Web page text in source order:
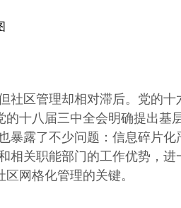
管理却相对滞后。党的十
十八届三中全会明确提出
露了不少问题：信息碎片
关职能部门的工作优势，
网格化管理的关键。